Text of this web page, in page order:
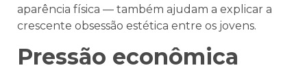
aparência física — também ajudam a explicar a
crescente obsessão estética entre os jovens.
Pressão econômica